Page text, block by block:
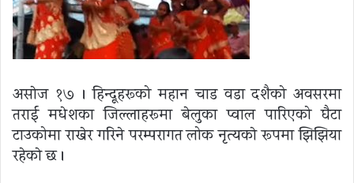
असाेज १७ । हिन्दूहरूको महान चाड वडा दशैको अवसरमा
तराई मधेशका जिल्लाहरूमा बेलुका प्वाल पारिएको घैटा
टाउकोमा राखेर गरिने परम्परागत लोक नृत्यकाे रूपमा झिझिया
रहेकाे छ ।